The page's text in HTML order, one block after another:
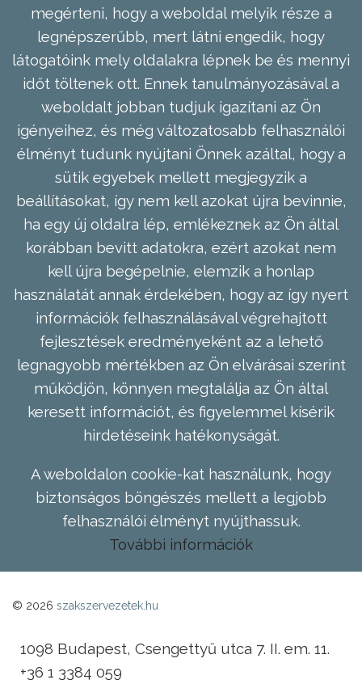
megérteni, hogy a weboldal melyik része a
legnépszerűbb, mert látni engedik, hogy
látogatóink mely oldalakra lépnek be és mennyi
időt töltenek ott. Ennek tanulmányozásával a
weboldalt jobban tudjuk igazítani az Ön
igényeihez, és még változatosabb felhasználói
élményt tudunk nyújtani Önnek azáltal, hogy a
sütik egyebek mellett megjegyzik a
beállításokat, így nem kell azokat újra bevinnie,
ha egy új oldalra lép, emlékeznek az Ön által
korábban bevitt adatokra, ezért azokat nem
kell újra begépelnie, elemzik a honlap
használatát annak érdekében, hogy az így nyert
információk felhasználásával végrehajtott
fejlesztések eredményeként az a lehető
legnagyobb mértékben az Ön elvárásai szerint
működjön, könnyen megtalálja az Ön által
keresett információt, és figyelemmel kísérik
hirdetéseink hatékonyságát.
A weboldalon cookie-kat használunk, hogy
biztonságos böngészés mellett a legjobb
felhasználói élményt nyújthassuk.
További információk
© 2026 szakszervezetek.hu
1098 Budapest, Csengettyű utca 7. II. em. 11.
+36 1 3384 059